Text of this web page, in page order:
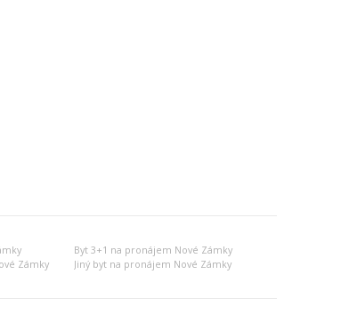
Byt 3+1 na pronájem Nové Zámky
Zámky Jiný byt na pronájem Nové Zámky